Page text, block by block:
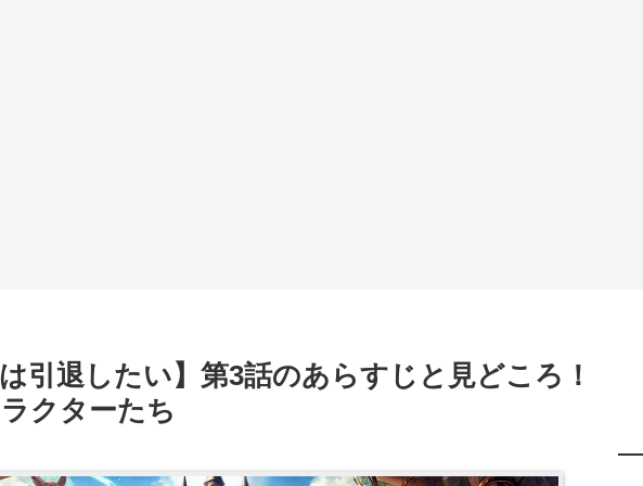
は引退したい】第3話のあらすじと見どころ！
クターたち